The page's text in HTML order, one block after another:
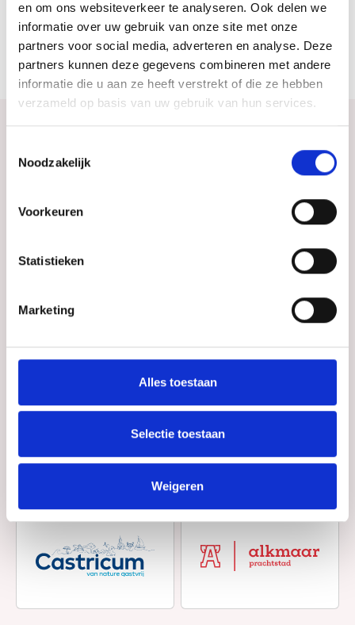
en om ons websiteverkeer te analyseren. Ook delen we
informatie over uw gebruik van onze site met onze
partners voor social media, adverteren en analyse. Deze
partners kunnen deze gegevens combineren met andere
informatie die u aan ze heeft verstrekt of die ze hebben
verzameld op basis van uw gebruik van hun services.
Noodzakelijk
Voorkeuren
Statistieken
Marketing
Alles toestaan
Selectie toestaan
Weigeren
Bezoek website
Bekijk ook eens
Ontdek de rest van de regio! Bekijk de andere
websites om te zien wat deze prachtige omgeving